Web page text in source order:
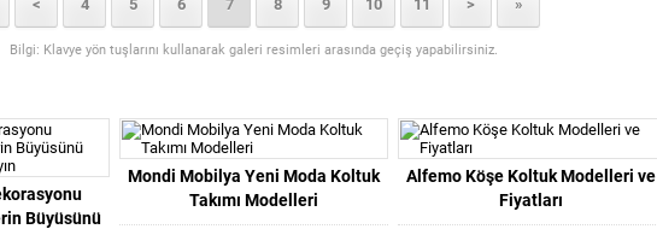
< 4 5 6 7 8 9 10 11 > »
Bilgi: Klavye yön tuşlarını kullanarak galeri resimleri arasında geçiş yapabilirsiniz.
Büyüsünü
Mondi Mobilya Yeni Moda Koltuk
Takımı Modelleri
Alfemo Köşe Koltuk Modelleri ve
Fiyatları